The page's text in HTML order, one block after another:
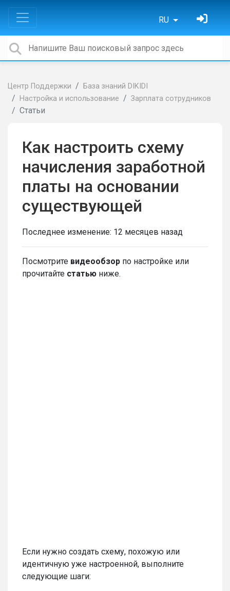
RU
Центр Поддержки
База знаний DIKIDI
Настройка и использование
Зарплата сотрудников
Статьи
Как настроить схему
начисления заработной
платы на основании
существующей
Последнее изменение: 12 месяцев назад
Посмотрите видеообзор по настройке или
прочитайте статью ниже.
Если нужно создать схему, похожую или
идентичную уже настроенной, выполните
следующие шаги: